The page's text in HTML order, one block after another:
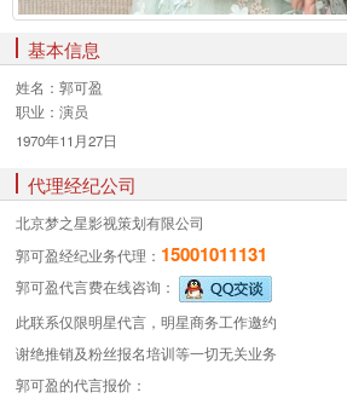
基本信息
姓名： 郭可盈
职业： 演员
1970年11月27日
代理经纪公司
北京梦之星影视策划有限公司
郭可盈经纪业务代理： 15001011131
郭可盈代言费在线咨询：
此联系仅限明星代言，明星商务工作邀约
谢绝推销及粉丝报名培训等一切无关业务
郭可盈的代言报价：